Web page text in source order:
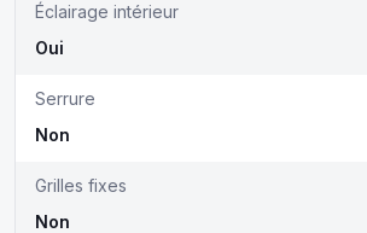
Éclairage intérieur
Oui
Serrure
Non
Grilles fixes
Non